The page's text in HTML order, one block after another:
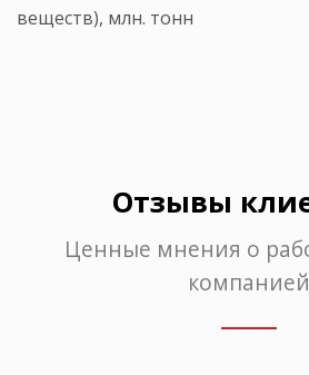
веществ), млн. тонн
Отзывы
Ценные мнения о
компанией